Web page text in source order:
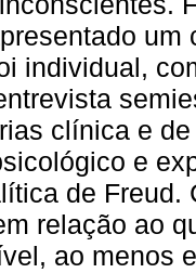
um
individual,
clínica e
e
de Freud.
relação ao
ao menos